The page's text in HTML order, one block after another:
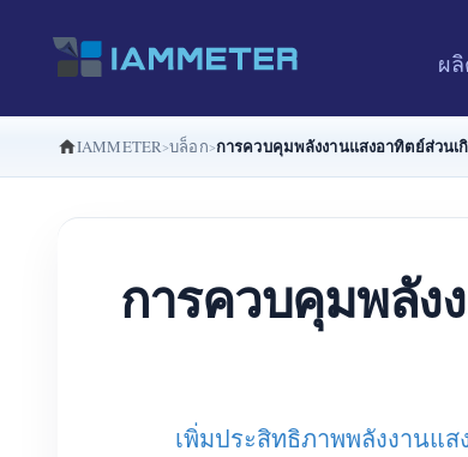
ผ
IAMMETER บล็อก การควบคุมพลังงานแสงอาทิตย์ส่วน
การควบคุมพลัง
เพิ่มประสิทธิภาพพลังงานแส